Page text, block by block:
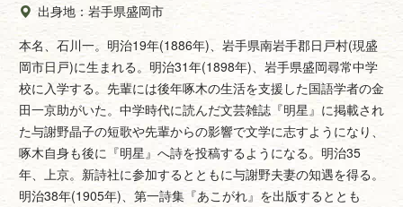
出身地：岩手県盛岡市
本名、石川一。明治19年(1886年)、岩手県南岩手郡日戸村(現盛
岡市日戸)に生まれる。明治31年(1898年)、岩手県盛岡尋常中学
校に入学する。先輩には後年啄木の生活を支援した国語学者の金
田一京助がいた。中学時代に読んだ文芸雑誌『明星』に掲載され
た与謝野晶子の短歌や先輩からの影響で文学に志すようになり、
啄木自身も後に『明星』へ詩を投稿するようになる。明治35
年、上京。新詩社に参加するとともに与謝野夫妻の知遇を得る。
明治38年(1905年)、第一詩集『あこがれ』を出版するととも